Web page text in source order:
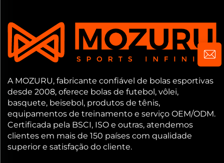
A MOZURU, fabricante confiável de bolas esportivas
desde 2008, oferece bolas de futebol, vôlei,
basquete, beisebol, produtos de tênis,
equipamentos de treinamento e serviço OEM/ODM.
Certificada pela BSCI, ISO e outras, atendemos
clientes em mais de 150 países com qualidade
superior e satisfação do cliente.